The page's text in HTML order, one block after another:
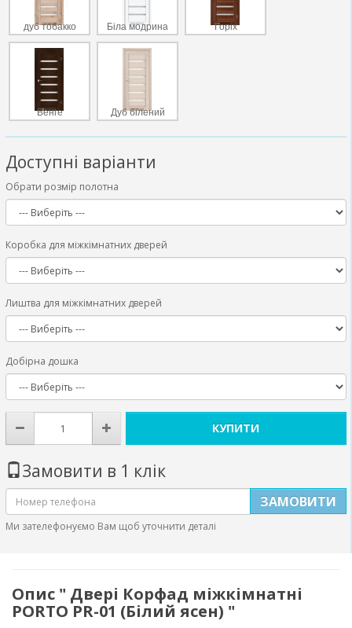
дуб тобакко Біла модрина Горіх
Венге Дуб білений
Доступні варіанти
Обрати розмір полотна
Коробка для міжкімнатних дверей
Лиштва для міжкімнатних дверей
Добірна дошка
КУПИТИ
Замовити в 1 клік
ЗАМОВИТИ
Ми зателефонуємо Вам щоб уточнити деталі
Опис " Двері Корфад міжкімнатні
PORTO PR-01 (Білий ясен) "